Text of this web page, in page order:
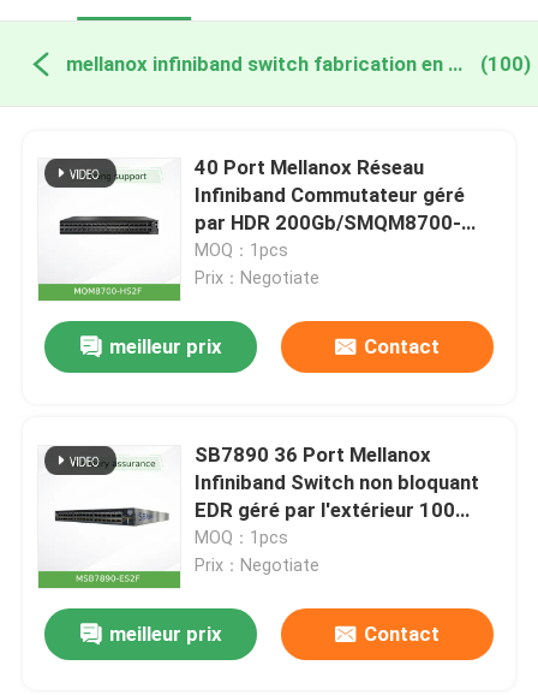
mellanox infiniband switch fabrication en ligne (100)
40 Port Mellanox Réseau
Infiniband Commutateur géré
par HDR 200Gb/SMQM8700-
HS2F ((920-9B110-00FH-0MD)
MOQ：1pcs
Prix：Negotiate
meilleur prix Contact
SB7890 36 Port Mellanox
Infiniband Switch non bloquant
EDR géré par l'extérieur 100
Gb/s
MOQ：1pcs
Prix：Negotiate
meilleur prix Contact